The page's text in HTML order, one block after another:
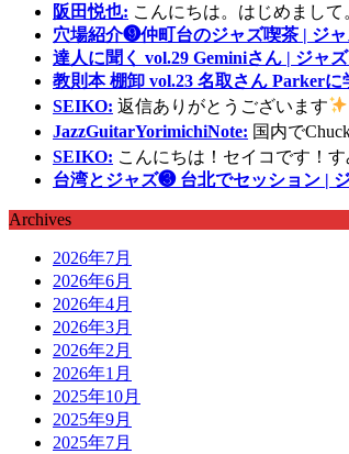
阪田悦也: こんにちは。はじめまし
穴場紹介❾仲町台のジャズ喫茶 | ジ
達人に聞く vol.29 Geminiさん | ジャ
教則本 棚卸 vol.23 名取さん Parker
SEIKO: 返信ありがとうございます
JazzGuitarYorimichiNote: 国内で
SEIKO: こんにちは！セイコです！
台湾とジャズ❸ 台北でセッション |
Archives
2026年7月
2026年6月
2026年4月
2026年3月
2026年2月
2026年1月
2025年10月
2025年9月
2025年7月